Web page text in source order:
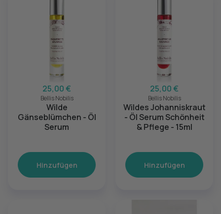
25,00 €
Bellis Nobilis
Wilde
Gänseblümchen - Öl
Serum
Hinzufügen
25,00 €
Bellis Nobilis
Wildes Johanniskraut
- Öl Serum Schönheit
& Pflege - 15ml
Hinzufügen